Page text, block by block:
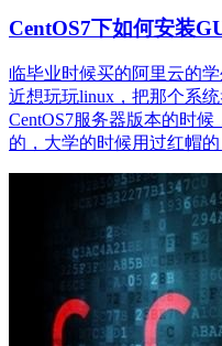
CentOS7下如何安装
临毕业时候买的阿里云的
近想玩玩linux，把那个系
CentOS7服务器版本的时
的，大学的时候用过红帽的